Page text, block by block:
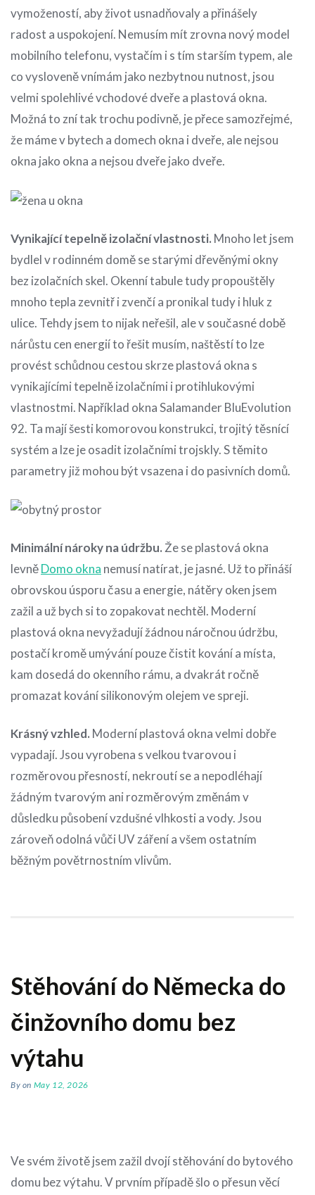
vymožeností, aby život usnadňovaly a přinášely
radost a uspokojení. Nemusím mít zrovna nový model
mobilního telefonu, vystačím i s tím starším typem, ale
co vysloveně vnímám jako nezbytnou nutnost, jsou
velmi spolehlivé vchodové dveře a plastová okna.
Možná to zní tak trochu podivně, je přece samozřejmé,
že máme v bytech a domech okna i dveře, ale nejsou
okna jako okna a nejsou dveře jako dveře.
Vynikající tepelně izolační vlastnosti. Mnoho let jsem
bydlel v rodinném domě se starými dřevěnými okny
bez izolačních skel. Okenní tabule tudy propouštěly
mnoho tepla zevnitř i zvenčí a pronikal tudy i hluk z
ulice. Tehdy jsem to nijak neřešil, ale v současné době
nárůstu cen energií to řešit musím, naštěstí to lze
provést schůdnou cestou skrze plastová okna s
vynikajícími tepelně izolačními i protihlukovými
vlastnostmi. Například okna Salamander BluEvolution
92. Ta mají šesti komorovou konstrukci, trojitý těsnící
systém a lze je osadit izolačními trojskly. S těmito
parametry již mohou být vsazena i do pasivních domů.
Minimální nároky na údržbu. Že se plastová okna
levněDomo okna nemusí natírat, je jasné. Už to přináší
obrovskou úsporu času a energie, nátěry oken jsem
zažil a už bych si to zopakovat nechtěl. Moderní
plastová okna nevyžadují žádnou náročnou údržbu,
postačí kromě umývání pouze čistit kování a místa,
kam dosedá do okenního rámu, a dvakrát ročně
promazat kování silikonovým olejem ve spreji.
Krásný vzhled. Moderní plastová okna velmi dobře
vypadají. Jsou vyrobena s velkou tvarovou i
rozměrovou přesností, nekroutí se a nepodléhají
žádným tvarovým ani rozměrovým změnám v
důsledku působení vzdušné vlhkosti a vody. Jsou
zároveň odolná vůči UV záření a všem ostatním
běžným povětrnostním vlivům.
Stěhování do Německa do
činžovního domu bez
výtahu
By on May 12, 2026
Ve svém životě jsem zažil dvojí stěhování do bytového
domu bez výtahu. V prvním případě šlo o přesun věcí